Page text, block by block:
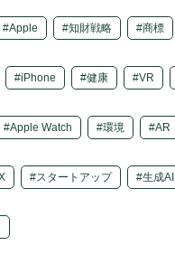
Apple 知財戦略 商標
iPhone 健康 VR
Apple Watch 環境 AR
スタートアップ 生成AI